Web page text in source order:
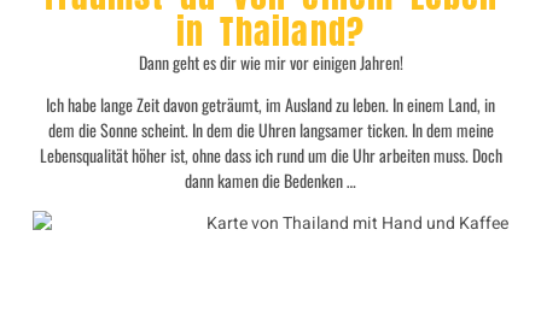
in Thailand?
Dann geht es dir wie mir vor einigen Jahren!
Ich habe lange Zeit davon geträumt, im Ausland zu leben. In einem Land, in
dem die Sonne scheint. In dem die Uhren langsamer ticken. In dem meine
Lebensqualität höher ist, ohne dass ich rund um die Uhr arbeiten muss. Doch
dann kamen die Bedenken …